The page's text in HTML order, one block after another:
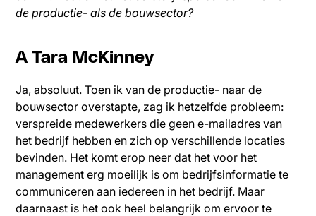
de productie- als de bouwsector?
A Tara McKinney
Ja, absoluut. Toen ik van de productie- naar de
bouwsector overstapte, zag ik hetzelfde probleem:
verspreide medewerkers die geen e-mailadres van
het bedrijf hebben en zich op verschillende locaties
bevinden. Het komt erop neer dat het voor het
management erg moeilijk is om bedrijfsinformatie te
communiceren aan iedereen in het bedrijf. Maar
daarnaast is het ook heel belangrijk om ervoor te